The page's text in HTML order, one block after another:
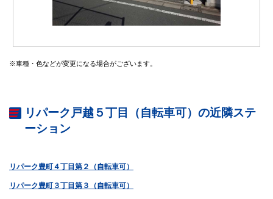
※車種・色などが変更になる場合がございます。
リパーク戸越５丁目（自転車可）の近隣ステ
ーション
リパーク豊町４丁目第２（自転車可）
リパーク豊町３丁目第３（自転車可）